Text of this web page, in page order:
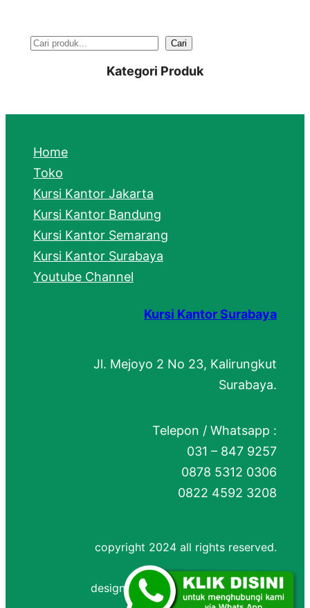
S
r
h
Cari
Kategori Produk
Home
Toko
Kursi Kantor Jakarta
Kursi Kantor Bandung
Kursi Kantor Semarang
Kursi Kantor Surabaya
Youtube Channel
Kursi Kantor Surabaya
Jl. Mejoyo 2 No 23, Kalirungkut
Surabaya.
Telepon / Whatsapp :
031 – 847 9257
0878 5312 0306
0822 4592 3208
copyright 2024 all rights reserved.
designed by Jasa Website Bandung